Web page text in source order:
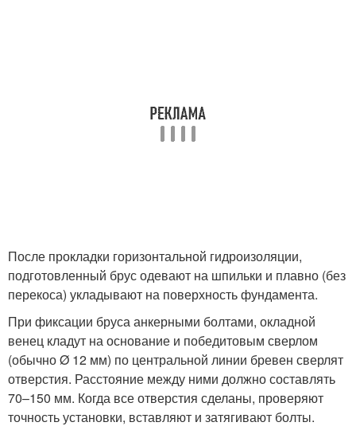
После прокладки горизонтальной гидроизоляции,
подготовленный брус одевают на шпильки и плавно (без
перекоса) укладывают на поверхность фундамента.
При фиксации бруса анкерными болтами, окладной
венец кладут на основание и победитовым сверлом
(обычно Ø 12 мм) по центральной линии бревен сверлят
отверстия. Расстояние между ними должно составлять
70–150 мм. Когда все отверстия сделаны, проверяют
точность установки, вставляют и затягивают болты.